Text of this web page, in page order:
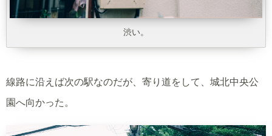
渋い。
線路に沿えば次の駅なのだが、寄り道をして、城北中央公
園へ向かった。